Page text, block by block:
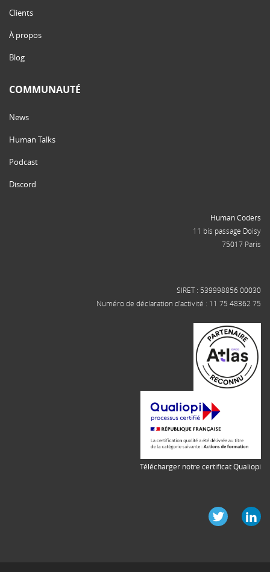
Clients
À propos
Blog
COMMUNAUTÉ
News
Human Talks
Podcast
Discord
Human Coders
11 bis passage Doisy
75017 Paris
SIRET : 539998856 00030
Numéro de déclaration d'activité : 11 75 48362 75
Télécharger notre certificat Qualiopi